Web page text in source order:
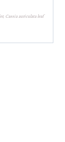
Cassia auriculata leaf